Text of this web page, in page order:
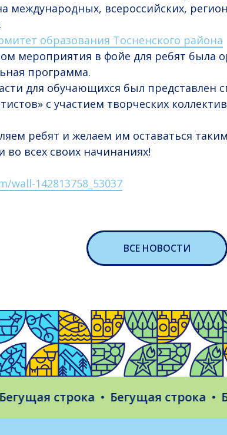
международных, всероссийских,
образования Тосненского района
мероприятия в фойе для ребят была
программа.
для обучающихся был представлен
с участием творческих
ребят и желаем им оставаться
во всех своих начинаниях!
wall-142813758_53037
ВСЕ НОВОСТИ
строка Бегущая строка